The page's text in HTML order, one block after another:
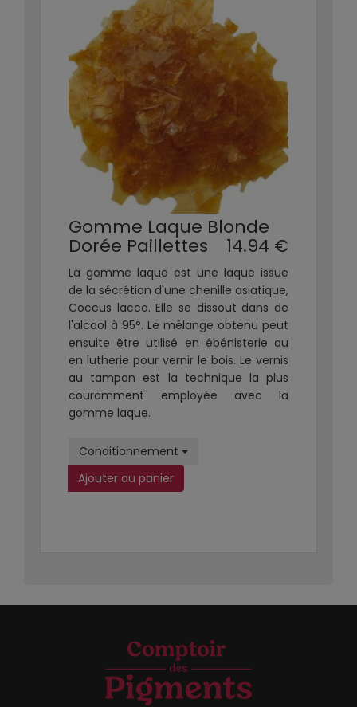
Gomme Laque Blonde
Dorée Paillettes 14.94 €
La gomme laque est une laque issue
de la sécrétion d'une chenille asiatique,
Coccus lacca. Elle se dissout dans de
l'alcool à 95°. Le mélange obtenu peut
ensuite être utilisé en ébénisterie ou
en lutherie pour vernir le bois. Le vernis
au tampon est la technique la plus
couramment employée avec la
gomme laque.
Conditionnement
Ajouter au panier